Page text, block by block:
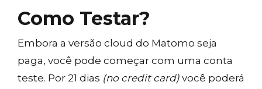
Como Testar?
Embora a versão cloud do Matomo seja
paga, você pode começar com uma conta
teste. Por 21 dias (no credit card) você poderá